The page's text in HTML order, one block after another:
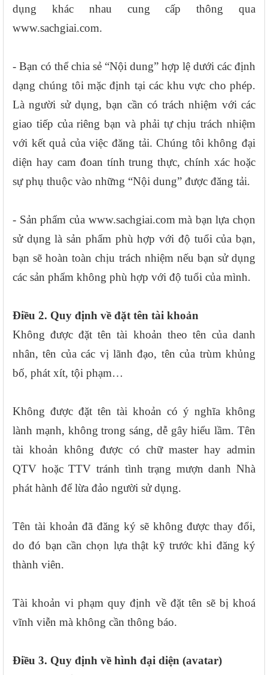
dụng khác nhau cung cấp thông qua
www.sachgiai.com.
- Bạn có thể chia sẻ “Nội dung” hợp lệ dưới các định
dạng chúng tôi mặc định tại các khu vực cho phép.
Là người sử dụng, bạn cần có trách nhiệm với các
giao tiếp của riêng bạn và phải tự chịu trách nhiệm
với kết quả của việc đăng tải. Chúng tôi không đại
diện hay cam đoan tính trung thực, chính xác hoặc
sự phụ thuộc vào những “Nội dung” được đăng tải.
- Sản phẩm của www.sachgiai.com mà bạn lựa chọn
sử dụng là sản phẩm phù hợp với độ tuổi của bạn,
bạn sẽ hoàn toàn chịu trách nhiệm nếu bạn sử dụng
các sản phẩm không phù hợp với độ tuổi của mình.
Điều 2. Quy định về đặt tên tài khoản
Không được đặt tên tài khoản theo tên của danh
nhân, tên của các vị lãnh đạo, tên của trùm khủng
bố, phát xít, tội phạm…
Không được đặt tên tài khoản có ý nghĩa không
lành mạnh, không trong sáng, dễ gây hiểu lầm. Tên
tài khoản không được có chữ master hay admin
QTV hoặc TTV tránh tình trạng mượn danh Nhà
phát hành để lừa đảo người sử dụng.
Tên tài khoản đã đăng ký sẽ không được thay đổi,
do đó bạn cần chọn lựa thật kỹ trước khi đăng ký
thành viên.
Tài khoản vi phạm quy định về đặt tên sẽ bị khoá
vĩnh viễn mà không cần thông báo.
Điều 3. Quy định về hình đại diện (avatar)